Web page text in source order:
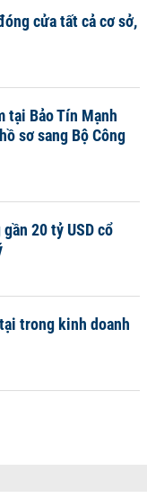
cửa tất cả cơ sở,
tại Bảo Tín Mạnh
sơ sang Bộ Công
20 tỷ USD cổ
trong kinh doanh